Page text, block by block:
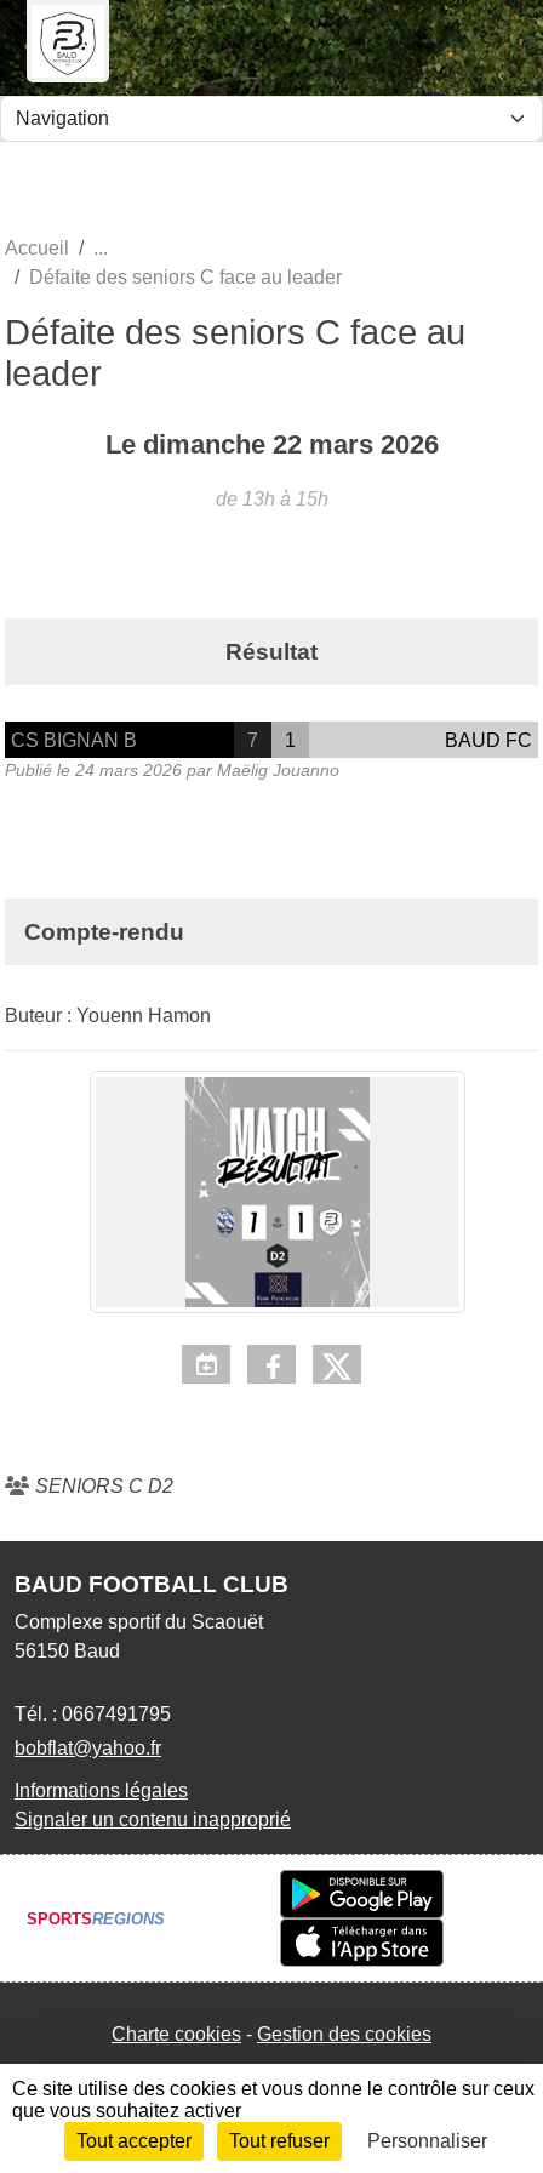
Accueil
Défaite des seniors C face au leader
Défaite des seniors C face au
leader
Le dimanche 22 mars 2026
de 13h à 15h
Résultat
CS BIGNAN B 7 1 BAUD FC
Publié le 24 mars 2026 par Maëlig Jouanno
Compte-rendu
Buteur : Youenn Hamon
SENIORS C D2
BAUD FOOTBALL CLUB
Complexe sportif du Scaouët
56150 Baud
Tél. : 0667491795
bobflat@yahoo.fr
Informations légales
Signaler un contenu inapproprié
SPORTSREGIONS
Charte cookies Gestion des cookies
Envie de participer ? Connexion
Panneau de gestion des cookies
Ce site utilise des cookies et vous donne le contrôle sur ceux
que vous souhaitez activer
Tout accepter
Tout refuser Personnaliser